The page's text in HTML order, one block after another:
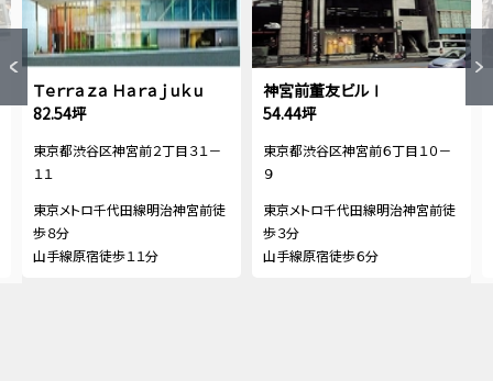
Ｔｅｒｒａｚａ Ｈａｒａｊｕｋｕ
82.54坪
東京都渋谷区神宮前２丁目３１－
１１
東京メトロ千代田線明治神宮前徒
歩８分
山手線原宿徒歩１１分
神宮前董友ビルⅠ
54.44坪
東京都渋谷区神宮前６丁目１０－
９
東京メトロ千代田線明治神宮前徒
歩３分
山手線原宿徒歩６分